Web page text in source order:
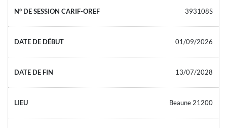
393108S
01/09/2026
13/07/2028
Beaune 21200